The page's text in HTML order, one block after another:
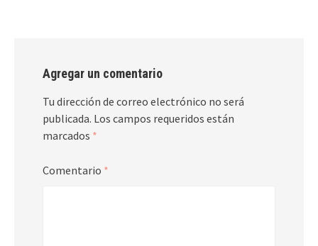
Agregar un comentario
Tu dirección de correo electrónico no será
publicada. Los campos requeridos están
marcados *
Comentario *